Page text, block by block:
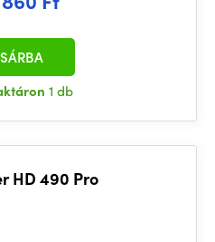
1 db
HD 490 Pro